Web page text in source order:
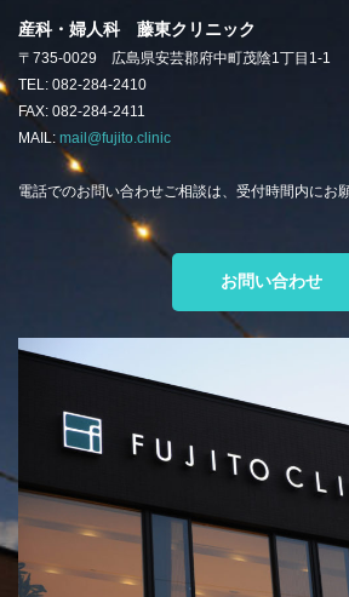
産科・婦人科 藤東クリニック
〒735-0029 広島県安芸郡府中町茂陰1丁目1-1
TEL: 082-284-2410
FAX: 082-284-2411
MAIL: mail@fujito.clinic
電話でのお問い合わせご相談は、受付時間内にお
お問い合わせ